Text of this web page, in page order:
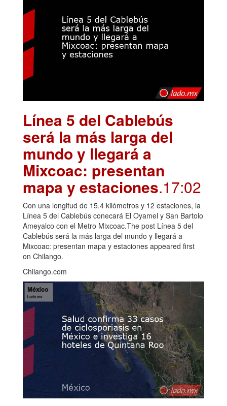
Línea 5 del Cablebús
será la más larga del
mundo y llegará a
Mixcoac: presentan
mapa y estaciones.17:02
Con una longitud de 15.4 kilómetros y 12 estaciones, la
Línea 5 del Cablebús conecará El Oyamel y San Bartolo
Ameyalco con el Metro Mixcoac.The post Línea 5 del
Cablebús será la más larga del mundo y llegará a
Mixcoac: presentan mapa y estaciones appeared first
on Chilango.
Chilango.com